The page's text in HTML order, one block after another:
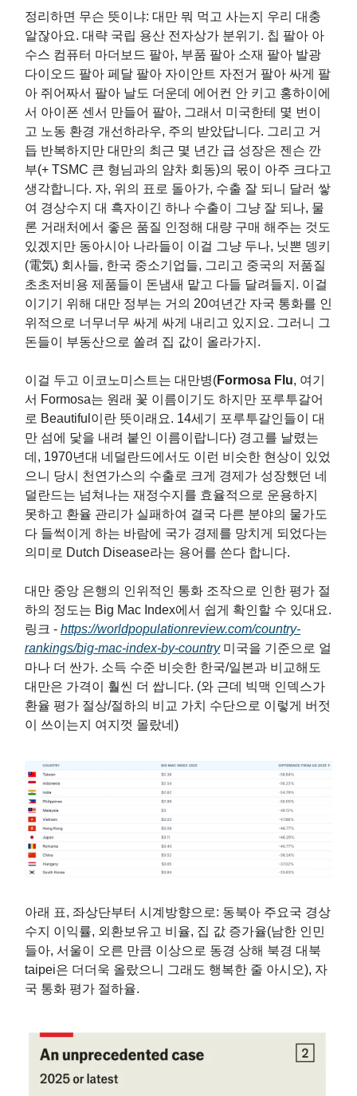
정리하면 무슨 뜻이냐: 대만 뭐 먹고 사는지 우리 대충
알잖아요. 대략 국립 용산 전자상가 분위기. 칩 팔아 아
수스 컴퓨터 마더보드 팔아, 부품 팔아 소재 팔아 발광
다이오드 팔아 페달 팔아 자이안트 자전거 팔아 싸게 팔
아 쥐어짜서 팔아 날도 더운데 에어컨 안 키고 홍하이에
서 아이폰 센서 만들어 팔아, 그래서 미국한테 몇 번이
고 노동 환경 개선하라우, 주의 받았답니다. 그리고 거
듭 반복하지만 대만의 최근 몇 년간 급 성장은 젠슨 깐
부(+ TSMC 큰 형님과의 얌차 회동)의 몫이 아주 크다고
생각합니다. 자, 위의 표로 돌아가, 수출 잘 되니 달러 쌓
여 경상수지 대 흑자이긴 하나 수출이 그냥 잘 되나, 물
론 거래처에서 좋은 품질 인정해 대량 구매 해주는 것도
있겠지만 동아시아 나라들이 이걸 그냥 두나, 닛뽄 뎅키
(電気) 회사들, 한국 중소기업들, 그리고 중국의 저품질
초초저비용 제품들이 돈냄새 맡고 다들 달려들지. 이걸
이기기 위해 대만 정부는 거의 20여년간 자국 통화를 인
위적으로 너무너무 싸게 싸게 내리고 있지요. 그러니 그
돈들이 부동산으로 쏠려 집 값이 올라가지.
이걸 두고 이코노미스트는 대만병(Formosa Flu, 여기
서 Formosa는 원래 꽃 이름이기도 하지만 포루투갈어
로 Beautiful이란 뜻이래요. 14세기 포루투갈인들이 대
만 섬에 닻을 내려 붙인 이름이랍니다) 경고를 날렸는
데, 1970년대 네덜란드에서도 이런 비슷한 현상이 있었
으니 당시 천연가스의 수출로 크게 경제가 성장했던 네
덜란드는 넘쳐나는 재정수지를 효율적으로 운용하지
못하고 환율 관리가 실패하여 결국 다른 분야의 물가도
다 들썩이게 하는 바람에 국가 경제를 망치게 되었다는
의미로 Dutch Disease라는 용어를 쓴다 합니다.
대만 중앙 은행의 인위적인 통화 조작으로 인한 평가 절
하의 정도는 Big Mac Index에서 쉽게 확인할 수 있대요.
링크 - https://worldpopulationreview.com/country-
rankings/big-mac-index-by-country미국을 기준으로 얼
마나 더 싼가. 소득 수준 비슷한 한국/일본과 비교해도
대만은 가격이 훨씬 더 쌉니다. (와 근데 빅맥 인덱스가
환율 평가 절상/절하의 비교 가치 수단으로 이렇게 버젓
이 쓰이는지 여지껏 몰랐네)
아래 표, 좌상단부터 시계방향으로: 동북아 주요국 경상
수지 이익률, 외환보유고 비율, 집 값 증가율(남한 인민
들아, 서울이 오른 만큼 이상으로 동경 상해 북경 대북
taipei은 더더욱 올랐으니 그래도 행복한 줄 아시오), 자
국 통화 평가 절하율.